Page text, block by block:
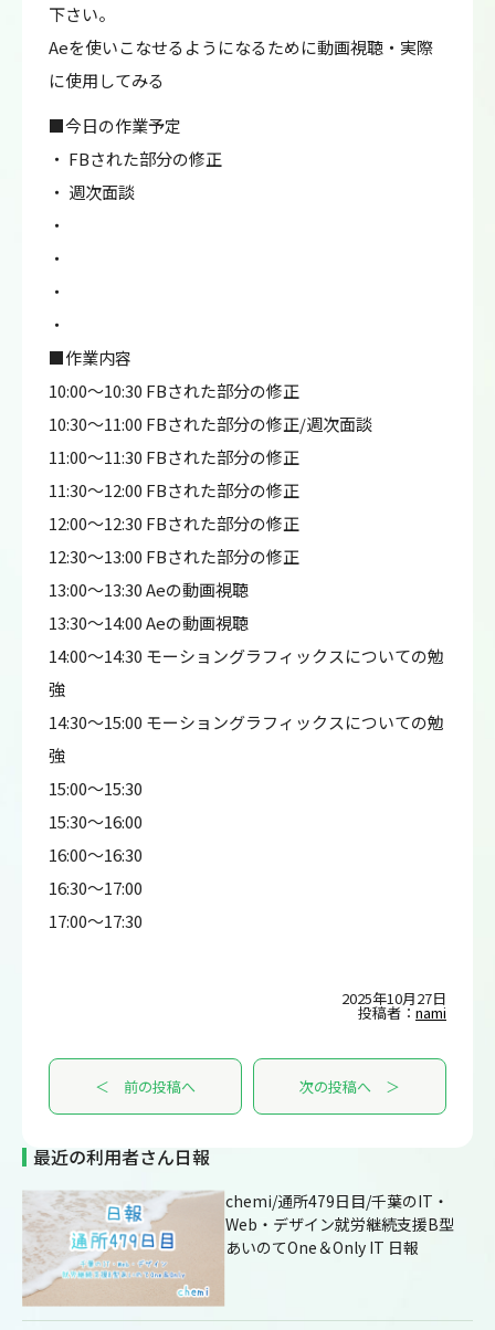
下さい。
Aeを使いこなせるようになるために動画視聴・実際
に使用してみる
■今日の作業予定
・ FBされた部分の修正
・ 週次面談
・
・
・
・
■作業内容
10:00～10:30 FBされた部分の修正
10:30～11:00 FBされた部分の修正/週次面談
11:00～11:30 FBされた部分の修正
11:30～12:00 FBされた部分の修正
12:00～12:30 FBされた部分の修正
12:30～13:00 FBされた部分の修正
13:00～13:30 Aeの動画視聴
13:30～14:00 Aeの動画視聴
14:00～14:30 モーショングラフィックスについての勉
強
14:30～15:00 モーショングラフィックスについての勉
強
15:00～15:30
15:30～16:00
16:00～16:30
16:30～17:00
17:00～17:30
2025年10月27日
投稿者： nami
＜ 前の投稿へ 次の投稿へ ＞
最近の利用者さん日報
chemi/通所479日目/千葉のIT・
Web・デザイン就労継続支援B型
あいのてOne＆Only IT 日報